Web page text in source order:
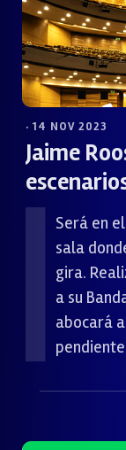
· 14 NOV 2023
Jaime
Será en
sala
gira.
a su
abocará